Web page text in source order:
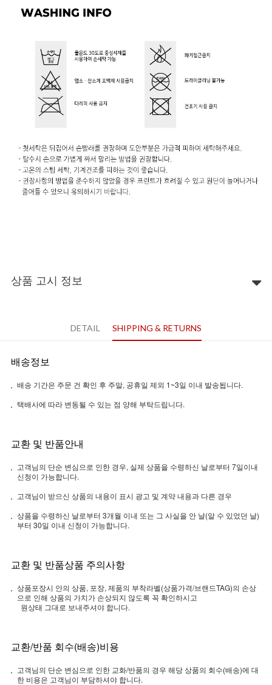
상품 고시 정보
DETAIL SHIPPING & RETURNS
배송정보
배송 기간은 주문 건 확인 후 주말, 공휴일 제외 1~3일 이내 발송됩니다.
택배사에 따라 변동될 수 있는 점 양해 부탁드립니다.
교환 및 반품안내
고객님의 단순 변심으로 인한 경우, 실제 상품을 수령하신 날로부터 7일이내
신청이 가능합니다.
고객님이 받으신 상품의 내용이 표시 광고 및 계약 내용과 다른 경우
상품을 수령하신 날로부터 3개월 이내 또는 그 사실을 안 날(알 수 있었던 날)
부터 30일 이내 신청이 가능합니다.
교환 및 반품상품 주의사항
상품포장시 안의 상품, 포장, 제품의 부착라벨(상품가격/브랜드TAG)의 손상
으로 인해 상품의 가치가 손상되지 않도록 꼭 확인하시고
원상태 그대로 보내주셔야 합니다.
교환/반품 회수(배송)비용
고객님의 단순 변심으로 인한 교화/반품의 경우 해당 상품의 회수(배송)에 대
한 비용은 고객님이 부담하셔야 합니다.